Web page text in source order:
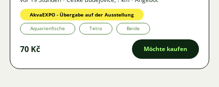
AkvaEXPO - Übergabe auf der Ausstellung
Aquarienfische Tetra Beide
70 Kč Möchte kaufen